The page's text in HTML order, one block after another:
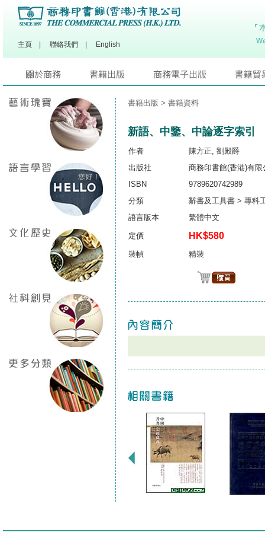
主頁 聯絡我們 English
書籍出版 > 書籍資料
新語、中鑒、中論逐字索引
作者
陳方正, 劉殿爵
出版社
商務印書館(香港)有限
ISBN
9789620742989
分類
辭書及工具書 > 專科
語言版本
繁體中文
定價 HK$580
裝幀 精裝